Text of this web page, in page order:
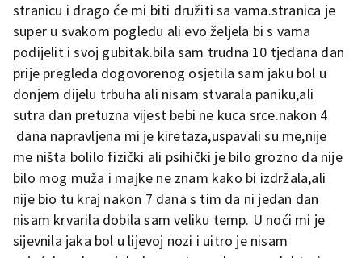
stranicu i drago će mi biti družiti sa vama.stranica je
super u svakom pogledu ali evo željela bi s vama
podijelit i svoj gubitak.bila sam trudna 10 tjedana dan
prije pregleda dogovorenog osjetila sam jaku bol u
donjem dijelu trbuha ali nisam stvarala paniku,ali
sutra dan pretuzna vijest bebi ne kuca srce.nakon 4
dana napravljena mi je kiretaza,uspavali su me,nije
me ništa bolilo fizički ali psihički je bilo grozno da nije
bilo mog muža i majke ne znam kako bi izdržala,ali
nije bio tu kraj nakon 7 dana s tim da ni jedan dan
nisam krvarila dobila sam veliku temp. U noći mi je
sijevnila jaka bol u lijevoj nozi i uitro je nisam